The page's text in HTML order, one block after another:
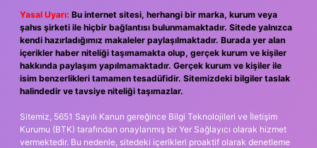
Yasal Uyarı: Bu internet sitesi, herhangi bir marka, kurum veya
şahıs şirketi ile hiçbir bağlantısı bulunmamaktadır. Sitede yalnızca
kendi hazırladığımız makaleler paylaşılmaktadır. Burada yer alan
içerikler haber niteliği taşımamakta olup, gerçek kurum ve kişiler
hakkında paylaşım yapılmamaktadır. Gerçek kurum ve kişiler ile
isim benzerlikleri tamamen tesadüfidir. Sitemizdeki bilgiler taslak
halindedir ve tavsiye niteliği taşımazlar.
Sitemiz, 5651 Sayılı Kanun gereğince Bilgi Teknolojileri ve İletişim
Kurumu (BTK) tarafından onaylanmış bir Yer Sağlayıcı olarak hizmet
vermektedir. Bu nedenle, sitedeki içerikleri proaktif olarak denetleme